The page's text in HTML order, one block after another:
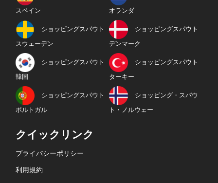
スペイン オランダ
ショッピングスパウト
スウェーデン
ショッピングスパウト
デンマーク
ショッピングスパウト
韓国
ショッピングスパウト
ターキー
ショッピングスパウト
ポルトガル
ショッピング・スパウ
ト・ノルウェー
クイックリンク
プライバシーポリシー
利用規約